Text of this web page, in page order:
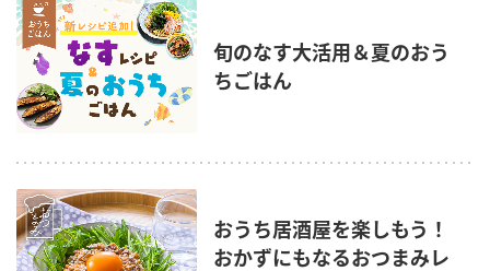
旬のなす大活用＆夏のおう
ちごはん
おうち居酒屋を楽しもう！
おかずにもなるおつまみレ